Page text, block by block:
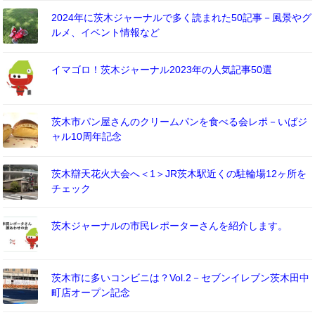
2024年に茨木ジャーナルで多く読まれた50記事－風景やグ
ルメ、イベント情報など
イマゴロ！茨木ジャーナル2023年の人気記事50選
茨木市パン屋さんのクリームパンを食べる会レポ－いばジ
ャル10周年記念
茨木辯天花火大会へ＜1＞JR茨木駅近くの駐輪場12ヶ所を
チェック
茨木ジャーナルの市民レポーターさんを紹介します。
茨木市に多いコンビニは？Vol.2－セブンイレブン茨木田中
町店オープン記念